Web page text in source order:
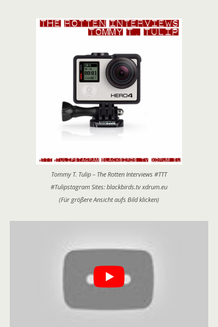
Tommy T. Tulip – The Rotten Interviews #TTT
#Tulipstagram Sites: blackbirds.tv xdrum.eu
(Für größere Ansicht aufs Bild klicken)